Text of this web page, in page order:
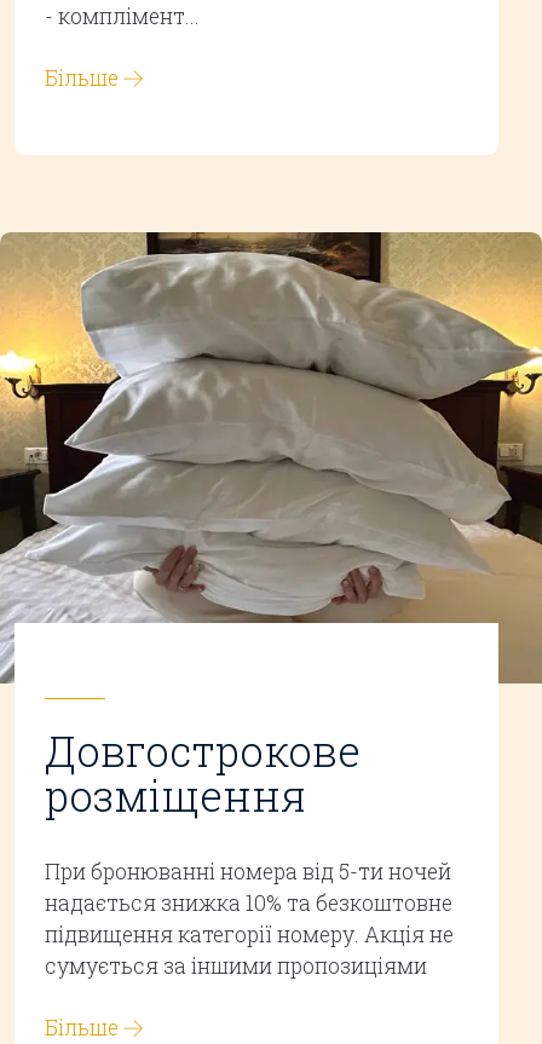
- комплімент...
Більше
Довгострокове
розміщення
При бронюванні номера від 5-ти ночей
надається знижка 10% та безкоштовне
підвищення категорії номеру. Акція не
сумується за іншими пропозиціями
Більше